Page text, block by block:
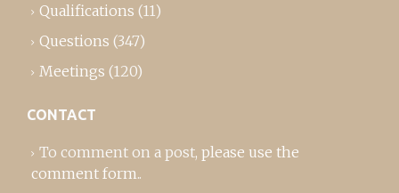
Qualifications (11)
Questions (347)
Meetings (120)
CONTACT
To comment on a post, please use the
comment form..